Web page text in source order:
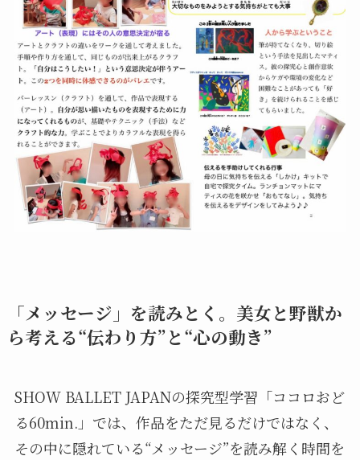
「メッセージ」を読みとく。美女と野獣か
ら考える“伝わり方”と“心の動き”
SHOW BALLET JAPANの探究型学習「ココロおど
る60min.」では、作品をただ見るだけではなく、
その中に隠れている“メッセージ”を読み解く時間を